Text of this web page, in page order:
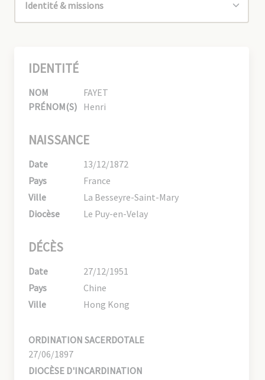
IDENTITÉ
NOM
FAYET
PRÉNOM(S) Henri
NAISSANCE
Date
13/12/1872
Pays
France
Ville
La Besseyre-Saint-Mary
Diocèse
Le Puy-en-Velay
DÉCÈS
Date
27/12/1951
Pays
Chine
Ville
Hong Kong
ORDINATION SACERDOTALE
27/06/1897
DIOCÈSE D'INCARDINATION